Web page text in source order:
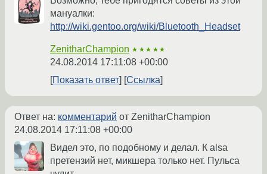
мануалки:
http://wiki.gentoo.org/wiki/Bluetooth_Headset
ZenitharChampion ★★★★★
24.08.2014 17:11:08 +00:00
Показать ответ
Ссылка
Ответ на: комментарий от ZenitharChampion
24.08.2014 17:11:08 +00:00
Видел это, по подобному и делал. К alsа
претензий нет, микшера только нет. Пульса